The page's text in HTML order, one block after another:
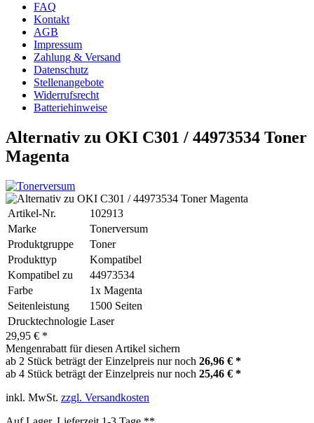
FAQ
Kontakt
AGB
Impressum
Zahlung & Versand
Datenschutz
Stellenangebote
Widerrufsrecht
Batteriehinweise
Alternativ zu OKI C301 / 44973534 Toner
Magenta
Artikel-Nr.
102913
Marke
Tonerversum
Produktgruppe
Toner
Produkttyp
Kompatibel
Kompatibel zu
44973534
Farbe
1x Magenta
Seitenleistung
1500 Seiten
Drucktechnologie Laser
29,95 € *
Mengenrabatt für diesen Artikel sichern
ab 2 Stück beträgt der Einzelpreis nur noch 26,96 € *
ab 4 Stück beträgt der Einzelpreis nur noch 25,46 € *
inkl. MwSt. zzgl. Versandkosten